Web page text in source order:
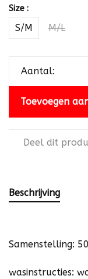
Size :
S/M M/L
Aantal:
Toevoegen
Deel dit
Beschrijving
Samenstelling:
wasinstructies: